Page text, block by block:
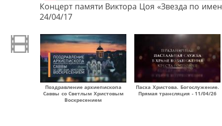
Концерт памяти Виктора Цоя «Звезда по
24/04/17
Поздравление архиепископа
Саввы со Светлым Христовым
Воскресением
Пасха Христова. Богослужение.
Прямая трансляция - 11/04/26